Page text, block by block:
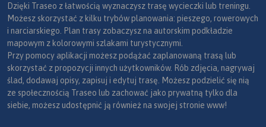
Dzięki Traseo z łatwością wyznaczysz trasę wycieczki lub treningu.
Możesz skorzystać z kilku trybów planowania: pieszego, rowerowych
i narciarskiego. Plan trasy zobaczysz na autorskim podkładzie
mapowym z kolorowymi szlakami turystycznymi.
Przy pomocy aplikacji możesz podążać zaplanowaną trasą lub
skorzystać z propozycji innych użytkowników. Rób zdjęcia, nagrywaj
ślad, dodawaj opisy, zapisuj i edytuj trasę. Możesz podzielić się nią
ze społecznością Traseo lub zachować jako prywatną tylko dla
siebie, możesz udostępnić ją również na swojej stronie www!